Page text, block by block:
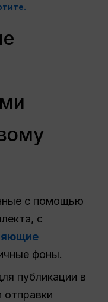
с помощью
с
фоны.
публикации в
отправки